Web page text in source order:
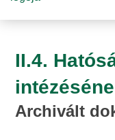
II.4.
Archivált